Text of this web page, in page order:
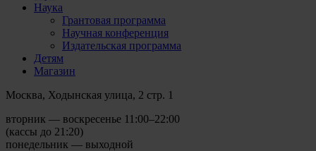
Наука
Грантовая программа
Научная конференция
Издательская программа
Детям
Магазин
Москва, Ходынская улица, 2 стр. 1
вторник — воскресенье 11:00–22:00
(кассы до 21:20)
понедельник — выходной